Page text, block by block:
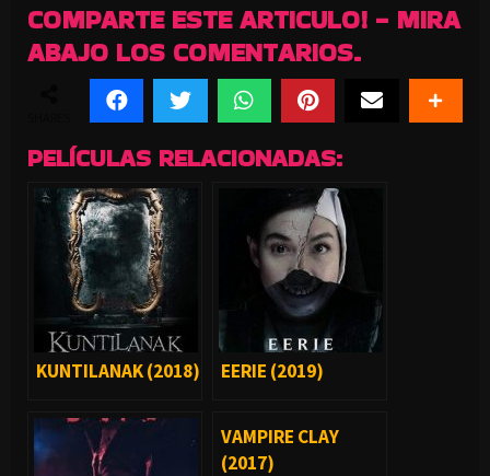
COMPARTE ESTE ARTICULO! - MIRA
ABAJO LOS COMENTARIOS.
PELÍCULAS RELACIONADAS:
KUNTILANAK (2018) EERIE (2019)
VAMPIRE CLAY
(2017)